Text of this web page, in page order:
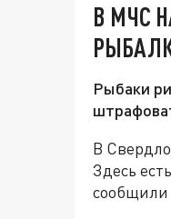
В МЧС
Рыбаки
В
Здесь